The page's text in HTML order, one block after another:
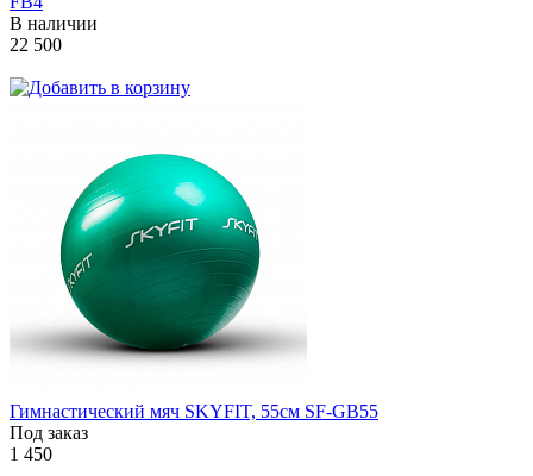
В наличии
22 500
Гимнастический мяч SKYFIT, 55см SF-GB55
Под заказ
1 450